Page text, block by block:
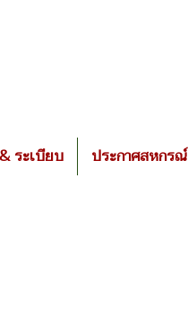
ระเบียบ ประกาศสหกรณ์